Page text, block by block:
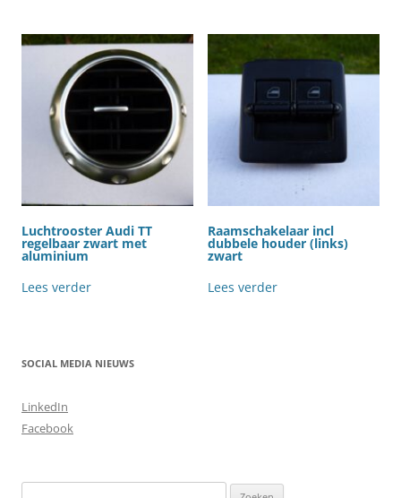
Luchtrooster Audi TT
regelbaar zwart met
aluminium
Lees verder
Raamschakelaar incl
dubbele houder (links)
zwart
Lees verder
SOCIAL MEDIA NIEUWS
LinkedIn
Facebook